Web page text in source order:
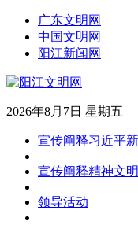
广东文明网
中国文明网
阳江新闻网
2026年8月7日 星期五
宣传阐释习近平
|
宣传阐释精神文
|
领导活动
|